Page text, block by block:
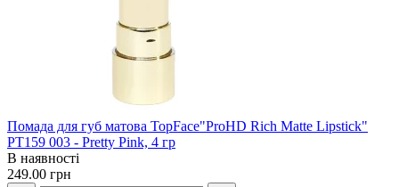
Помада для губ матова TopFace"ProHD Rich Matte Lipstick"
PT159 003 - Pretty Pink, 4 гр
В наявності
249.00 грн